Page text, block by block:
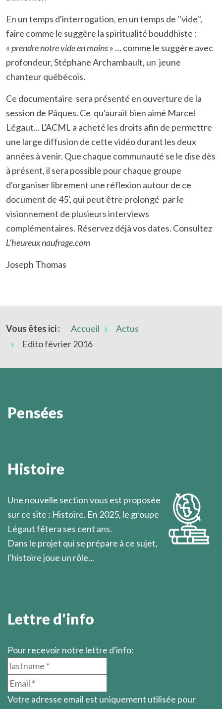
En un temps d'interrogation, en un temps de ''vide'',
faire comme le suggère la spiritualité bouddhiste :
«prendre notre vide en mains» … comme le suggère avec
profondeur, Stéphane Archambault, un jeune
chanteur québécois.
Ce documentaire sera présenté en ouverture de la
session de Pâques. Ce qu'aurait bien aimé Marcel
Légaut... L'ACML a acheté les droits afin de permettre
une large diffusion de cette vidéo durant les deux
années à venir. Que chaque communauté se le dise dès
à présent, il sera possible pour chaque groupe
d'organiser librement une réflexion autour de ce
document de 45', qui peut être prolongé par le
visionnement de plusieurs interviews
complémentaires. Réservez déjà vos dates. Consultez
L'heureux naufrage.com
Joseph Thomas
Vous êtes ici : Accueil
Actus
Edito février 2016
Pensées
faudrait être pour devenir soi-même.
Histoire
Une nouvelle section vous est proposée
sur ce site : Histoire. En 2025, le groupe
Légaut fêtera ses cent ans.
Dans le projet qui se prépare à ce sujet,
l’histoire joue un rôle...
Lettre d'info
Pour recevoir notre lettre d'info:
Votre adresse email est uniquement utilisée pour